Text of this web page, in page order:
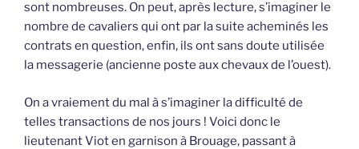
sont nombreuses. On peut, après lecture, s’imaginer le
nombre de cavaliers qui ont par la suite acheminés les
contrats en question, enfin, ils ont sans doute utilisée
la messagerie (ancienne poste aux chevaux de l’ouest).
On a vraiement du mal à s’imaginer la difficulté de
telles transactions de nos jours ! Voici donc le
lieutenant Viot en garnison à Brouage, passant à